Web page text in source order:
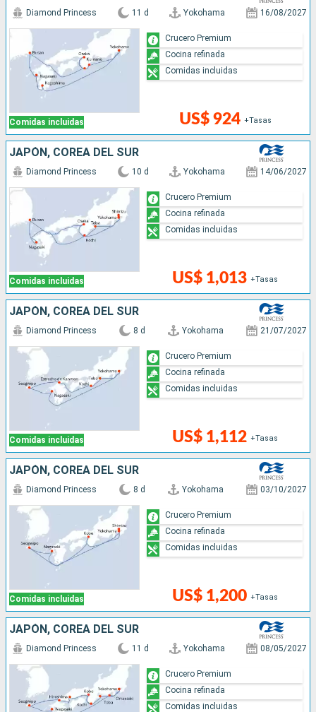
Comidas incluidas
Diamond Princess 11 d Yokohama 16/08/2027
US$ 924 +Tasas
Crucero Premium
Cocina refinada
Comidas incluidas
JAPÓN, COREA DEL SUR
Comidas incluidas
Diamond Princess 10 d Yokohama 14/06/2027
US$ 1,013 +Tasas
Crucero Premium
Cocina refinada
Comidas incluidas
JAPÓN, COREA DEL SUR
Comidas incluidas
Diamond Princess 8 d Yokohama 21/07/2027
US$ 1,112 +Tasas
Crucero Premium
Cocina refinada
Comidas incluidas
JAPÓN, COREA DEL SUR
Comidas incluidas
Diamond Princess 8 d Yokohama 03/10/2027
US$ 1,200 +Tasas
Crucero Premium
Cocina refinada
Comidas incluidas
JAPÓN, COREA DEL SUR
Diamond Princess 11 d Yokohama 08/05/2027
Crucero Premium
Cocina refinada
Comidas incluidas